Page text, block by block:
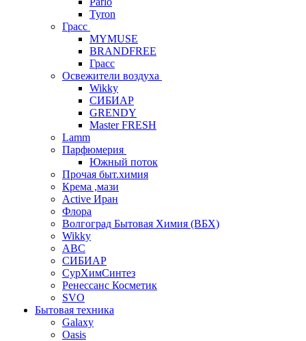
Tyron
Грасс
MYMUSE
BRANDFREE
Грасс
Освежители воздуха
Wikky
СИБИАР
GRENDY
Master FRESH
Lamm
Парфюмерия
Южный поток
Прочая быт.химия
Крема ,мази
Аctive Иран
Флора
Волгоград Бытовая Химия (ВБХ)
Wikky
АВС
СИБИАР
СурХимСинтез
Ренессанс Косметик
SVO
Бытовая техника
Galaxy
Oasis